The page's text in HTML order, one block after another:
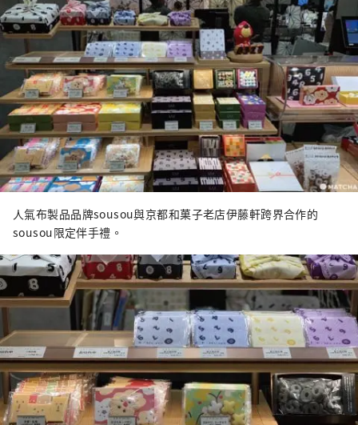
人氣布製品品牌sousou與京都和菓子老店伊藤軒跨界合作的
sousou限定伴手禮。